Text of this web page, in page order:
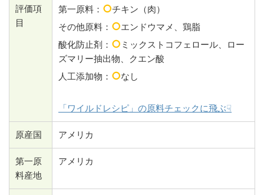
評価項
目
第一原料： ○チキン（肉）
その他原料： ○エンドウマメ、鶏脂
酸化防止剤： ○ ミックストコフェロール、ロー
ズマリー抽出物、クエン酸
人工添加物： ○なし
「ワイルドレシピ」の原料チェックに飛ぶ☟
原産国 アメリカ
第一原
料産地
アメリカ